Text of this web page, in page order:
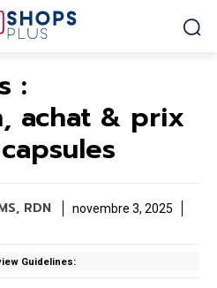
:
achat & prix
RDN novembre 3, 2025
Guidelines: